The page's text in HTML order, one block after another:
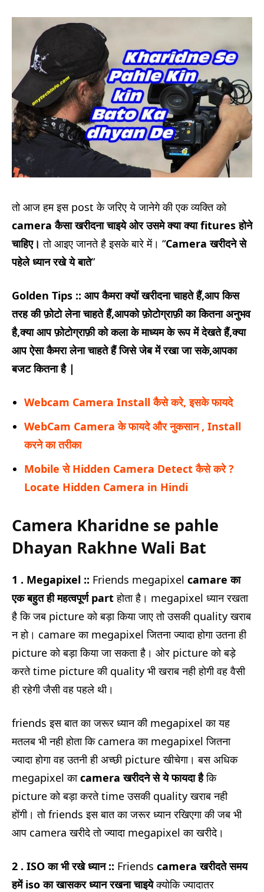
तो आज हम इस post के जरिए ये जानेगे की एक व्यक्ति को
camera कैसा खरीदना चाइये ओर उसमे क्या क्या fitures होने
चाहिए। तो आइए जानते है इसके बारे में। “Camera खरीदने से
पहेले ध्यान रखे ये बाते”
Golden Tips :: आप कैमरा क्यों खरीदना चाहते हैं,आप किस
तरह की फ़ोटो लेना चाहते हैं,आपको फ़ोटोग्राफ़ी का कितना अनुभव
है,क्या आप फ़ोटोग्राफ़ी को कला के माध्यम के रूप में देखते हैं,क्या
आप ऐसा कैमरा लेना चाहते हैं जिसे जेब में रखा जा सके,आपका
बजट कितना है |
Webcam Camera Install कैसे करे, इसके फायदे
WebCam Camera के फायदे और नुकसान , Install
करने का तरीका
Mobile से Hidden Camera Detect कैसे करे ?
Locate Hidden Camera in Hindi
Camera Kharidne se pahle
Dhayan Rakhne Wali Bat
1 . Megapixel :: Friends megapixel camare का
एक बहुत ही महत्वपूर्ण partहोता है। megapixel ध्यान रखता
है कि जब picture को बड़ा किया जाए तो उसकी quality खराब
न हो। camare का megapixel जितना ज्यादा होगा उतना ही
picture को बड़ा किया जा सकता है। ओर picture को बड़े
करते time picture की quality भी खराब नही होगी वह वैसी
ही रहेगी जैसी वह पहले थी।
friends इस बात का जरूर ध्यान की megapixel का यह
मतलब भी नही होता कि camera का megapixel जितना
ज्यादा होगा वह उतनी ही अच्छी picture खीचेगा। बस अधिक
megapixel काcamera खरीदने से ये फायदा हैकि
picture को बड़ा करते time उसकी quality खराब नही
होंगी। तो friends इस बात का जरूर ध्यान रखिएगा की जब भी
आप camera खरीदे तो ज्यादा megapixel का खरीदे।
2 . ISO का भी रखे ध्यान :: Friends camera खरीदते समय
हमें iso का खासकर ध्यान रखना चाइयेक्योकि ज्यादातर